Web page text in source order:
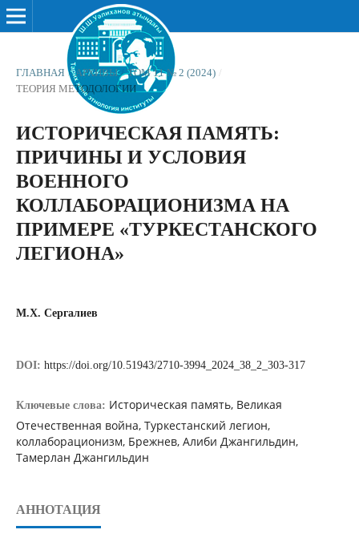
ГЛАВНАЯ / АРХИВЫ / ТОМ 11 № 2 (2024) /
ТЕОРИЯ МЕТОДОЛОГИИ
ИСТОРИЧЕСКАЯ ПАМЯТЬ:
ПРИЧИНЫ И УСЛОВИЯ
ВОЕННОГО
КОЛЛАБОРАЦИОНИЗМА НА
ПРИМЕРЕ «ТУРКЕСТАНСКОГО
ЛЕГИОНА»
М.Х. Сергалиев
DOI: https://doi.org/10.51943/2710-3994_2024_38_2_303-317
Ключевые слова: Историческая память, Великая
Отечественная война, Туркестанский легион,
коллаборационизм, Брежнев, Алиби Джангильдин,
Тамерлан Джангильдин
АННОТАЦИЯ